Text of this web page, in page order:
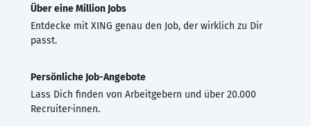
Über eine Million Jobs
Entdecke mit XING genau den Job, der wirklich zu Dir
passt.
Persönliche Job-Angebote
Lass Dich finden von Arbeitgebern und über 20.000
Recruiter·innen.